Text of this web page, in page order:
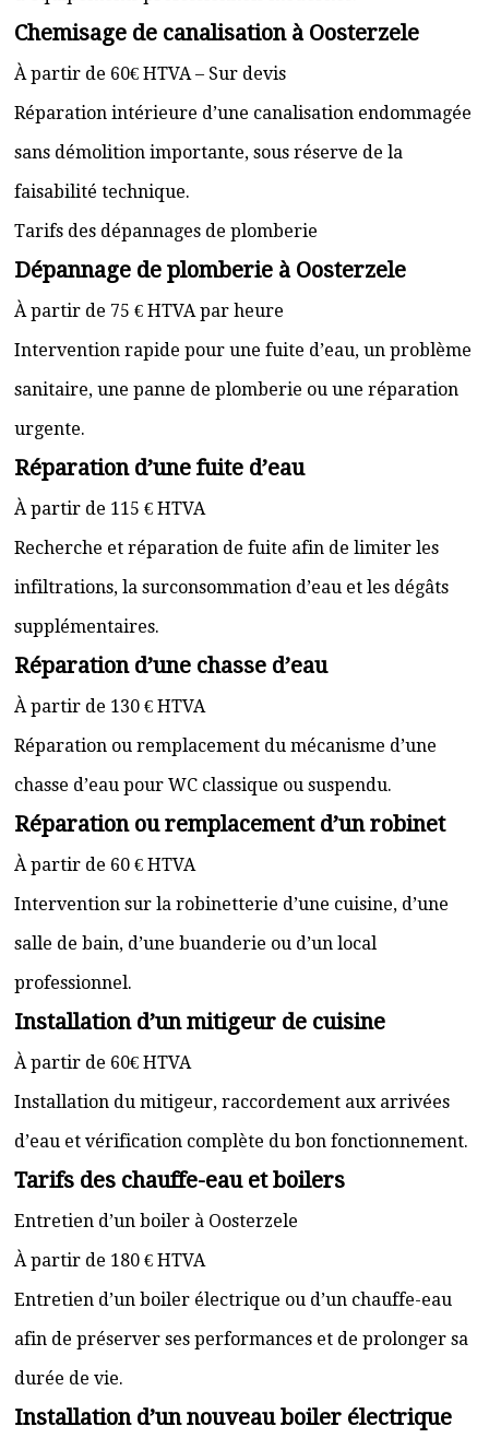
Chemisage de canalisation à Oosterzele
À partir de 60€ HTVA – Sur devis
Réparation intérieure d’une canalisation endommagée
sans démolition importante, sous réserve de la
faisabilité technique.
Tarifs des dépannages de plomberie
Dépannage de plomberie à Oosterzele
À partir de 75 € HTVA par heure
Intervention rapide pour une fuite d’eau, un problème
sanitaire, une panne de plomberie ou une réparation
urgente.
Réparation d’une fuite d’eau
À partir de 115 € HTVA
Recherche et réparation de fuite afin de limiter les
infiltrations, la surconsommation d’eau et les dégâts
supplémentaires.
Réparation d’une chasse d’eau
À partir de 130 € HTVA
Réparation ou remplacement du mécanisme d’une
chasse d’eau pour WC classique ou suspendu.
Réparation ou remplacement d’un robinet
À partir de 60 € HTVA
Intervention sur la robinetterie d’une cuisine, d’une
salle de bain, d’une buanderie ou d’un local
professionnel.
Installation d’un mitigeur de cuisine
À partir de 60€ HTVA
Installation du mitigeur, raccordement aux arrivées
d’eau et vérification complète du bon fonctionnement.
Tarifs des chauffe-eau et boilers
Entretien d’un boiler à Oosterzele
À partir de 180 € HTVA
Entretien d’un boiler électrique ou d’un chauffe-eau
afin de préserver ses performances et de prolonger sa
durée de vie.
Installation d’un nouveau boiler électrique